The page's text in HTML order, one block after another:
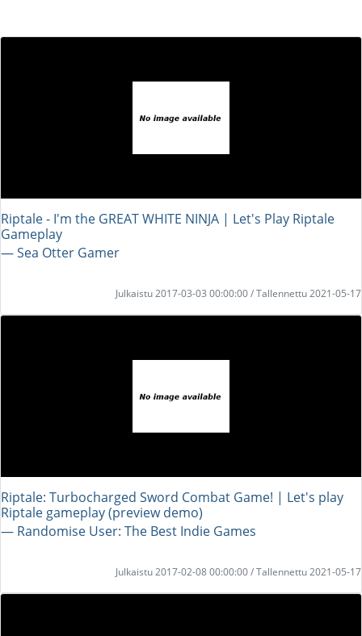
Riptale - I'm the GREAT WHITE NINJA | Let's Play Riptale
Gameplay
― Sea Otter Gamer
Julkaistu 2017-03-03 00:00:00 / Tallennettu 2021-05-17
Riptale: Turbocharged Sword Combat Game! | Let's play
Riptale gameplay (preview demo)
― Randomise User: The Best Indie Games
Julkaistu 2017-02-08 00:00:00 / Tallennettu 2021-05-17